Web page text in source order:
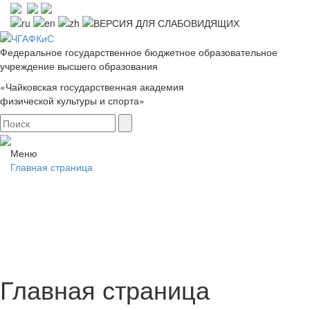
Федеральное государственное бюджетное образовательное
учреждение высшего образования
«Чайковская государственная академия
физической культуры и спорта»
Меню
Главная страница
Главная страница